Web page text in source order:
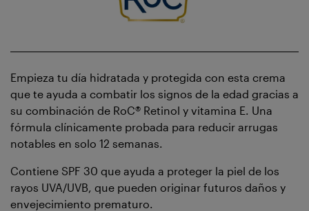
Empieza tu día hidratada y protegida con esta crema
que te ayuda a combatir los signos de la edad gracias a
su combinación de RoC® Retinol y vitamina E. Una
fórmula clínicamente probada para reducir arrugas
notables en solo 12 semanas.
Contiene SPF 30 que ayuda a proteger la piel de los
rayos UVA/UVB, que pueden originar futuros daños y
envejecimiento prematuro.